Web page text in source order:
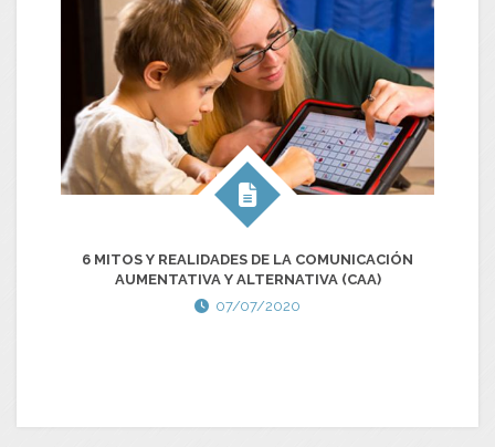
6 MITOS Y REALIDADES DE LA COMUNICACIÓN
AUMENTATIVA Y ALTERNATIVA (CAA)
07/07/2020